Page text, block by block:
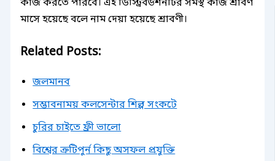
কাজ করতে পারবে। এই ডিস্ট্রিবউশনটির সমস্থ কাজ শ্রাবণ
মাসে হয়েছে বলে নাম দেয়া হয়েছে শ্রাবণী।
Related Posts:
জলমানব
সম্ভাবনাময় কলসেন্টার শিল্প সংকটে
চুরির চাইতে ফ্রী ভালো
বিশ্বের ত্রুটিপুর্ন কিছু অসফল প্রযুক্তি